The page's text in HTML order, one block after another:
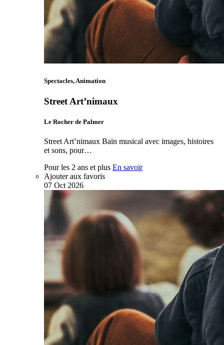
Spectacles, Animation
Street Art’nimaux
Le Rocher de Palmer
Street Art’nimaux Bain musical avec images, histoires
et sons, pour…
Pour les 2 ans et plus En savoir
Ajouter aux favoris
07 Oct 2026